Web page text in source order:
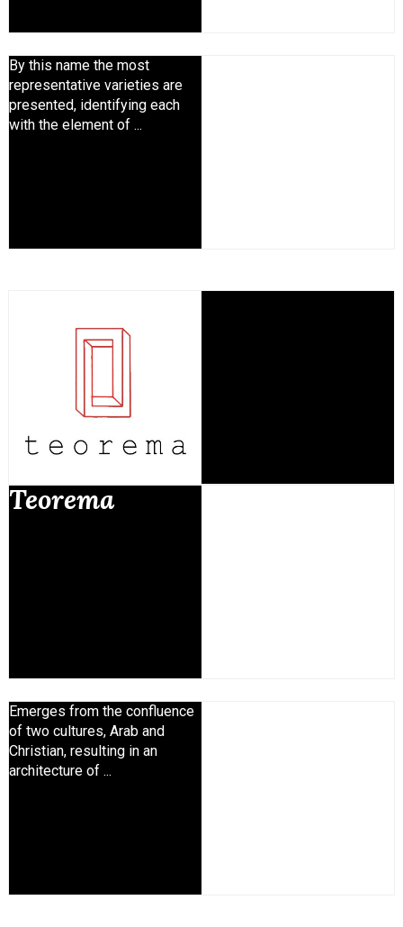
By this name the most
representative varieties are
presented, identifying each
with the element of ...
Teorema
Emerges from the confluence
of two cultures, Arab and
Christian, resulting in an
architecture of ...